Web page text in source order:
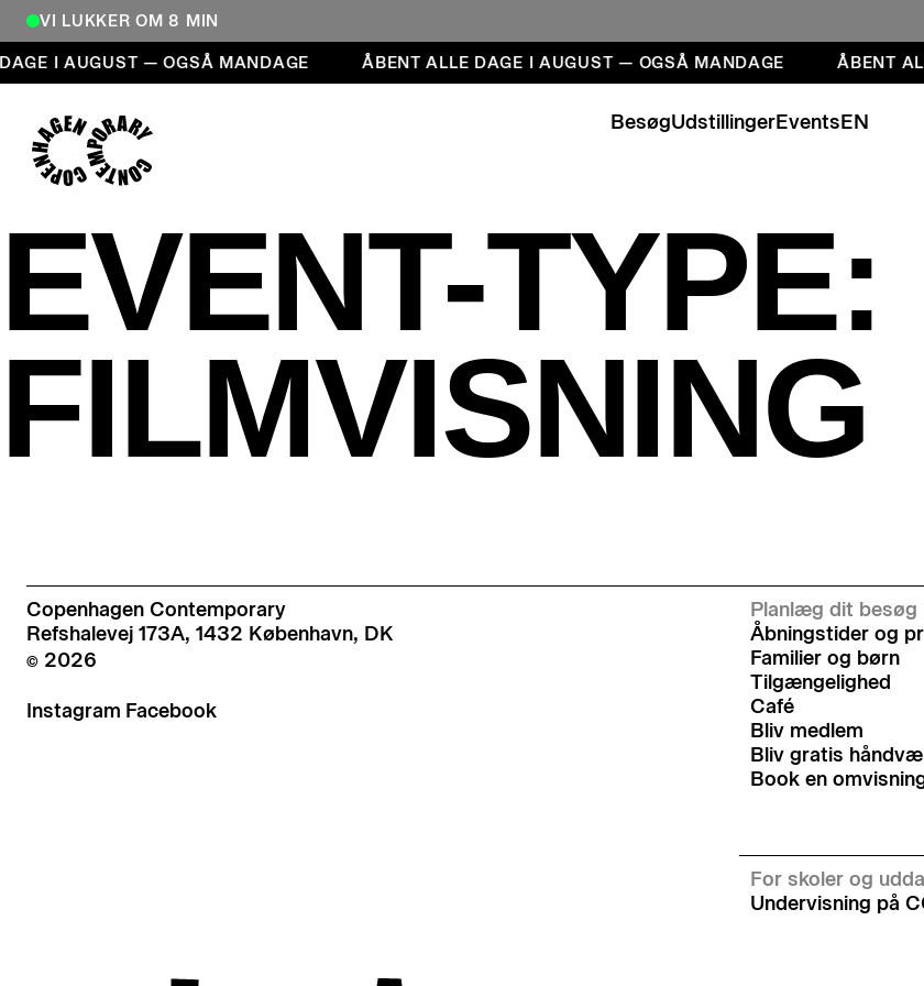
VI LUKKER OM 8 MIN
Åbent alle dage i august — også mandage
I AUGUST — OGSÅ MANDAGE ÅBENT ALLE DAGE I AUGUST — OGSÅ MANDAGE ÅBENT
BesøgUdstillingerEventsEN
EVENT-TYPE:
FILMVISNING
Copenhagen Contemporary
Refshalevej 173A, 1432 København, DK
© 2026
Instagram Facebook
Planlæg dit besøg
Åbningstider og
Familier og børn
Tilgængelighed
Café
Bliv medlem
Bliv gratis
Book en
For skoler og
Undervisning på